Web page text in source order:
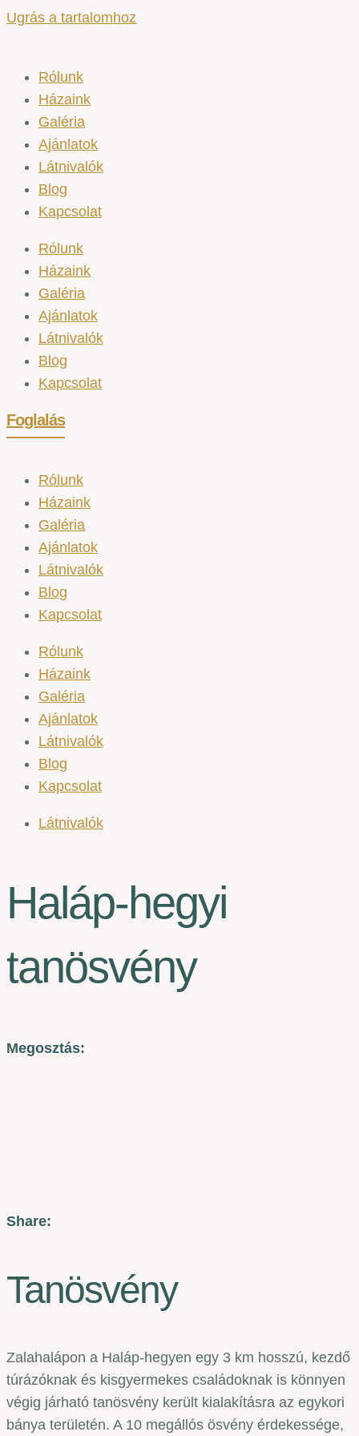
Ugrás a tartalomhoz
Rólunk
Házaink
Galéria
Ajánlatok
Látnivalók
Blog
Kapcsolat
Rólunk
Házaink
Galéria
Ajánlatok
Látnivalók
Blog
Kapcsolat
Foglalás
Rólunk
Házaink
Galéria
Ajánlatok
Látnivalók
Blog
Kapcsolat
Rólunk
Házaink
Galéria
Ajánlatok
Látnivalók
Blog
Kapcsolat
Látnivalók
Haláp-hegyi
tanösvény
Megosztás:
Share:
Tanösvény
Zalahalápon a Haláp-hegyen egy 3 km hosszú, kezdő
túrázóknak és kisgyermekes családoknak is könnyen
végig járható tanösvény került kialakításra az egykori
bánya területén. A 10 megállós ösvény érdekessége,